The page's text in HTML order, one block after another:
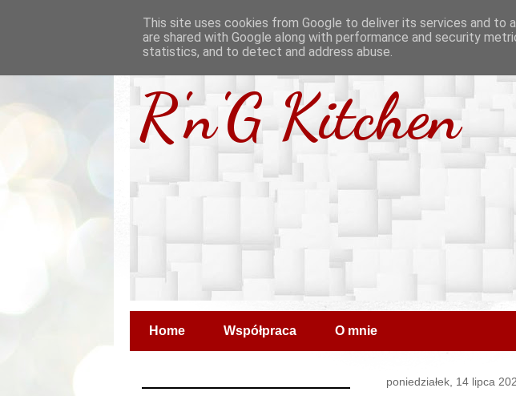
R'n'G Kitchen
Home Współpraca O mnie
poniedziałek, 14 lipca
This site uses cookies from Google to deliver its services and to
are shared with Google along with performance and security
statistics, and to detect and address abuse.